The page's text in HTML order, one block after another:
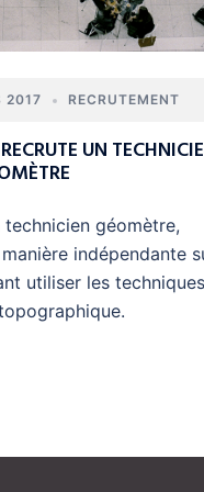
2017 RECRUTEMENT
UN
géomètre,
indépendante
utiliser les techniques